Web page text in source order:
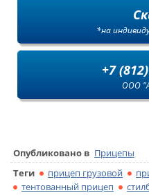
*на
+7
ООО
Опубликовано в Прицепы
Теги
прицеп грузовой
тентованный прицеп